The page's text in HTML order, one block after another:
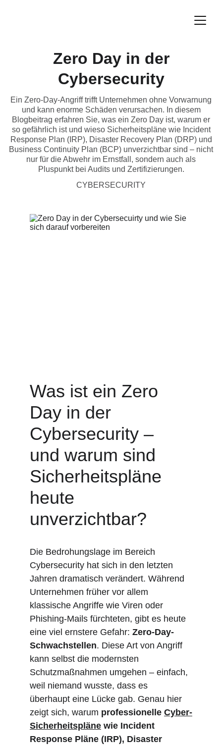
Zero Day in der
Cybersecurity
Ein Zero-Day-Angriff trifft Unternehmen ohne Vorwarnung
und kann enorme Schäden verursachen. In diesem
Blogbeitrag erfahren Sie, was ein Zero Day ist, warum er
so gefährlich ist und wieso Sicherheitspläne wie Incident
Response Plan (IRP), Disaster Recovery Plan (DRP) und
Business Continuity Plan (BCP) unverzichtbar sind – nicht
nur für die Abwehr im Ernstfall, sondern auch als
Pluspunkt bei Audits und Zertifizierungen.
CYBERSECURITY
Was ist ein Zero
Day in der
Cybersecurity –
und warum sind
Sicherheitspläne
heute
unverzichtbar?
Die Bedrohungslage im Bereich
Cybersecurity hat sich in den letzten
Jahren dramatisch verändert. Während
Unternehmen früher vor allem
klassische Angriffe wie Viren oder
Phishing-Mails fürchteten, gibt es heute
eine viel ernstere Gefahr: Zero-Day-
Schwachstellen. Diese Art von Angriff
kann selbst die modernsten
Schutzmaßnahmen umgehen – einfach,
weil niemand wusste, dass es
überhaupt eine Lücke gab. Genau hier
zeigt sich, warum professionelle Cyber-
Sicherheitspläne wie Incident
Response Pläne (IRP), Disaster